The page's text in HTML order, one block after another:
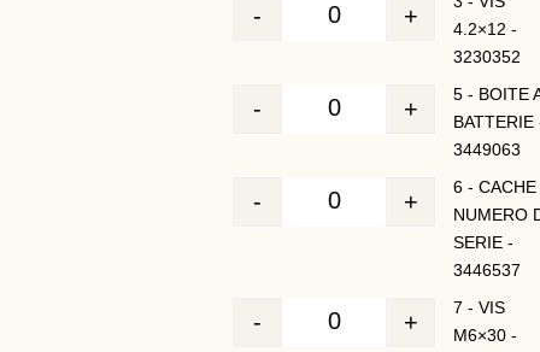
Quantité
- +
4.2×12 -
3230352
Quantité
- +
5 - BOITE
BATTERIE
3449063
Quantité
- +
6 - CACHE
NUMERO
SERIE -
3446537
Quantité
- +
7 - VIS
M6×30 -